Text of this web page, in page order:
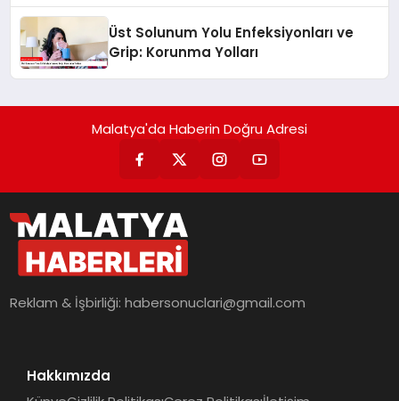
Üst Solunum Yolu Enfeksiyonları ve
Grip: Korunma Yolları
Malatya'da Haberin Doğru Adresi
Reklam & İşbirliği:habersonuclari@gmail.com
Hakkımızda